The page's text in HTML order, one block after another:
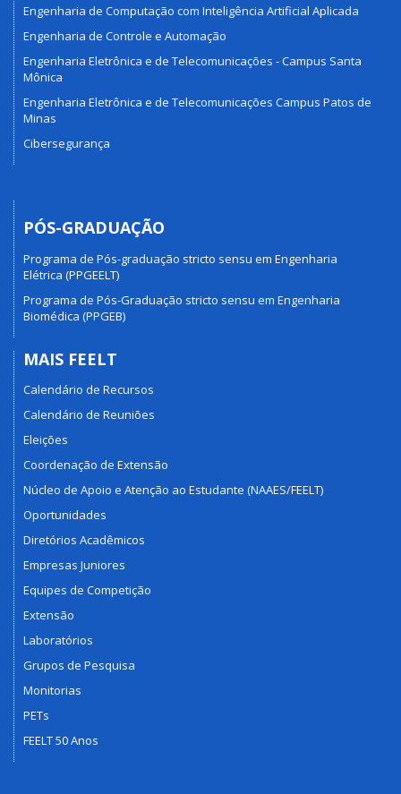
Engenharia de Computação com Inteligência Artificial Aplicada
Engenharia de Controle e Automação
Engenharia Eletrônica e de Telecomunicações - Campus Santa
Mônica
Engenharia Eletrônica e de Telecomunicações Campus Patos de
Minas
Cibersegurança
PÓS-GRADUAÇÃO
Programa de Pós-graduação stricto sensu em Engenharia
Elétrica (PPGEELT)
Programa de Pós-Graduação stricto sensu em Engenharia
Biomédica (PPGEB)
MAIS FEELT
Calendário de Recursos
Calendário de Reuniões
Eleições
Coordenação de Extensão
Núcleo de Apoio e Atenção ao Estudante (NAAES/FEELT)
Oportunidades
Diretórios Acadêmicos
Empresas Juniores
Equipes de Competição
Extensão
Laboratórios
Grupos de Pesquisa
Monitorias
PETs
FEELT 50 Anos